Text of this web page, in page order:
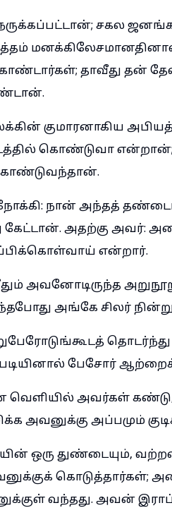
சகல
தாவீது தன்
குமாரனாகிய
கொண்டுவா
நோக்கி: நான் அந்தத்
கேட்டான். அதற்கு அவர்:
என்றார்.
அவனோடிருந்த
அங்கே சிலர்
பேசோர்
வெளியில் அவர்கள்
அவனுக்கு அப்பமும்
ஒரு துண்டையும்,
கொடுத்தார்கள்;
வந்தது. அவன்